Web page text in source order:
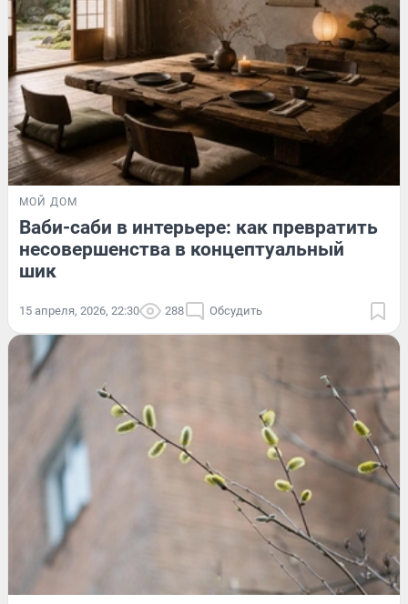
МОЙ ДОМ
Ваби-саби в интерьере: как превратить
несовершенства в концептуальный
шик
15 апреля, 2026, 22:30 288 Обсудить